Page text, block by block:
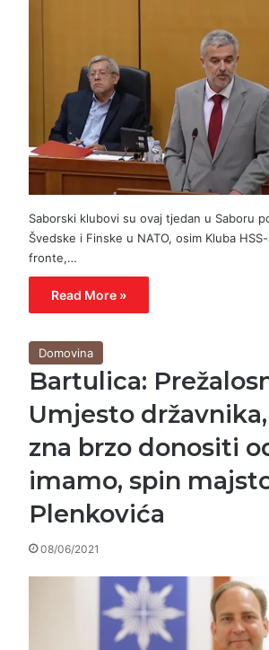
Saborski klubovi su ovaj tjedan u Saboru
Švedske i Finske u NATO, osim Kluba
fronte,…
Read More »
Domovina
Bartulica:
Umjesto
zna brzo donositi
imamo, spin
Plenkovića
08/06/2021